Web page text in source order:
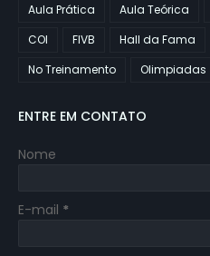
Aula Prática Aula Teórica
COI
FIVB Hall da Fama
No Treinamento
Olimpiadas
ENTRE EM CONTATO
Nome
E-mail *